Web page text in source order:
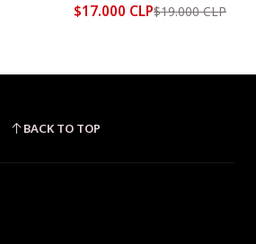
$17.000 CLP$19.000 CLP
BACK TO TOP